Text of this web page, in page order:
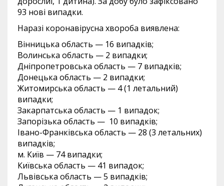
93 нові випадки.
Наразі коронавірусна хвороба виявлена:
Вінницька область — 16 випадків;
Волинська область — 2 випадки;
Дніпропетровська область — 7 випадків;
Донецька область — 2 випадки;
Житомирська область — 4 (1 летальний)
випадки;
Закарпатська область — 1 випадок;
Запорізька область — 10 випадків;
Івано-Франківська область — 28 (3 летальних)
випадків;
м. Київ — 74 випадки;
Київська область — 41 випадок;
Львівська область — 5 випадків;